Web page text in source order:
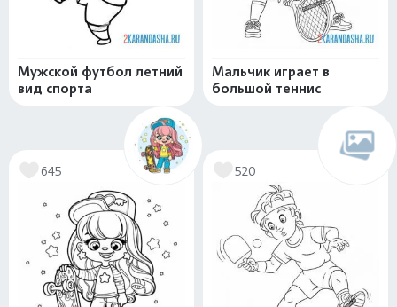
Мужской футбол летний
вид спорта
Мальчик играет в
большой теннис
645 520